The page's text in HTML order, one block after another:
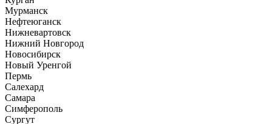
Мурманск
Нефтеюганск
Нижневартовск
Нижний Новгород
Новосибирск
Новый Уренгой
Пермь
Салехард
Самара
Симферополь
Сургут